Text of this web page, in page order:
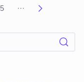
5 ···